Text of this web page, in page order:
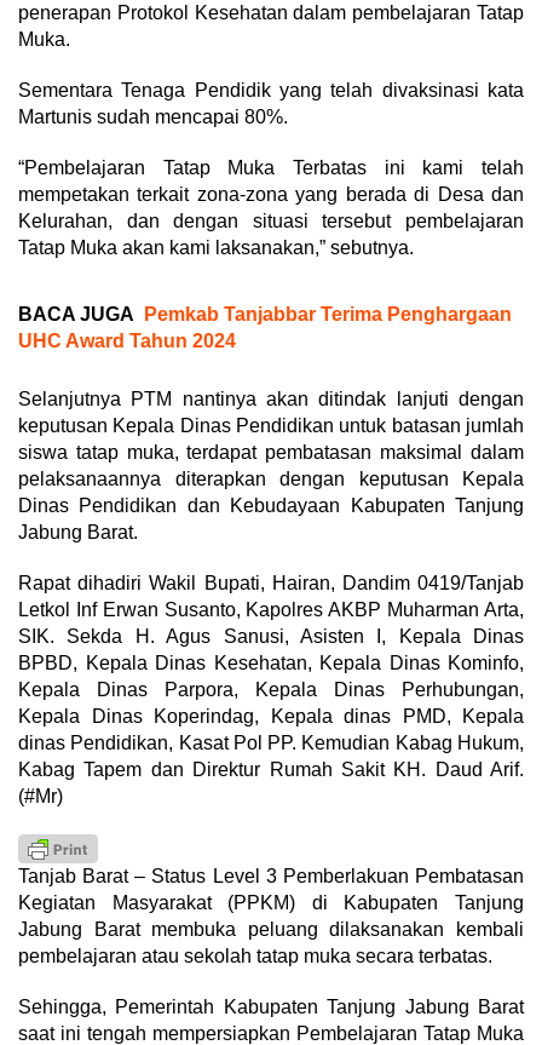
penerapan Protokol Kesehatan dalam pembelajaran Tatap
Muka.
Sementara Tenaga Pendidik yang telah divaksinasi kata
Martunis sudah mencapai 80%.
“Pembelajaran Tatap Muka Terbatas ini kami telah
mempetakan terkait zona-zona yang berada di Desa dan
Kelurahan, dan dengan situasi tersebut pembelajaran
Tatap Muka akan kami laksanakan,” sebutnya.
BACA JUGA
Pemkab Tanjabbar Terima Penghargaan
UHC Award Tahun 2024
Selanjutnya PTM nantinya akan ditindak lanjuti dengan
keputusan Kepala Dinas Pendidikan untuk batasan jumlah
siswa tatap muka, terdapat pembatasan maksimal dalam
pelaksanaannya diterapkan dengan keputusan Kepala
Dinas Pendidikan dan Kebudayaan Kabupaten Tanjung
Jabung Barat.
Rapat dihadiri Wakil Bupati, Hairan, Dandim 0419/Tanjab
Letkol Inf Erwan Susanto, Kapolres AKBP Muharman Arta,
SIK. Sekda H. Agus Sanusi, Asisten I, Kepala Dinas
BPBD, Kepala Dinas Kesehatan, Kepala Dinas Kominfo,
Kepala Dinas Parpora, Kepala Dinas Perhubungan,
Kepala Dinas Koperindag, Kepala dinas PMD, Kepala
dinas Pendidikan, Kasat Pol PP. Kemudian Kabag Hukum,
Kabag Tapem dan Direktur Rumah Sakit KH. Daud Arif.
(#Mr)
Tanjab Barat – Status Level 3 Pemberlakuan Pembatasan
Kegiatan Masyarakat (PPKM) di Kabupaten Tanjung
Jabung Barat membuka peluang dilaksanakan kembali
pembelajaran atau sekolah tatap muka secara terbatas.
Sehingga, Pemerintah Kabupaten Tanjung Jabung Barat
saat ini tengah mempersiapkan Pembelajaran Tatap Muka